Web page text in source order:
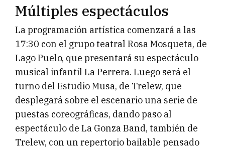
Múltiples espectáculos
La programación artística comenzará a las
17:30 con el grupo teatral Rosa Mosqueta, de
Lago Puelo, que presentará su espectáculo
musical infantil La Perrera. Luego será el
turno del Estudio Musa, de Trelew, que
desplegará sobre el escenario una serie de
puestas coreográficas, dando paso al
espectáculo de La Gonza Band, también de
Trelew, con un repertorio bailable pensado